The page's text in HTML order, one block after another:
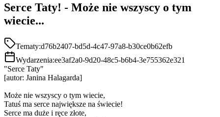
Serce Taty! - Może nie wszyscy o tym
wiecie...
Tematy:d76b2407-bd5d-4c47-97a8-b30ce0b62efb
Wydarzenia:ee3af2a0-9d20-48c5-b6b4-3e755362e321
"Serce Taty"
[autor: Janina Halagarda]
Może nie wszyscy o tym wiecie,
Tatuś ma serce największe na świecie!
Serce ma duże i ręce złote,